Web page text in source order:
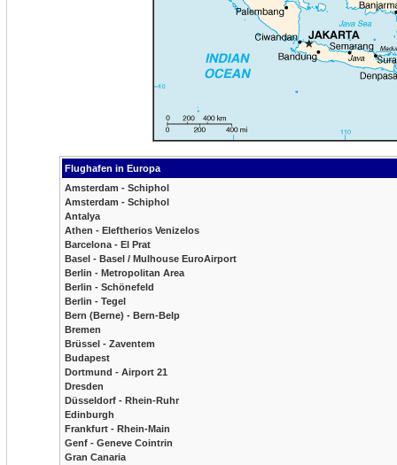
Flughafen in Europa
Amsterdam - Schiphol
Amsterdam - Schiphol
Antalya
Athen - Eleftherios Venizelos
Barcelona - El Prat
Basel - Basel / Mulhouse EuroAirport
Berlin - Metropolitan Area
Berlin - Schönefeld
Berlin - Tegel
Bern (Berne) - Bern-Belp
Bremen
Brüssel - Zaventem
Budapest
Dortmund - Airport 21
Dresden
Düsseldorf - Rhein-Ruhr
Edinburgh
Frankfurt - Rhein-Main
Genf - Geneve Cointrin
Gran Canaria